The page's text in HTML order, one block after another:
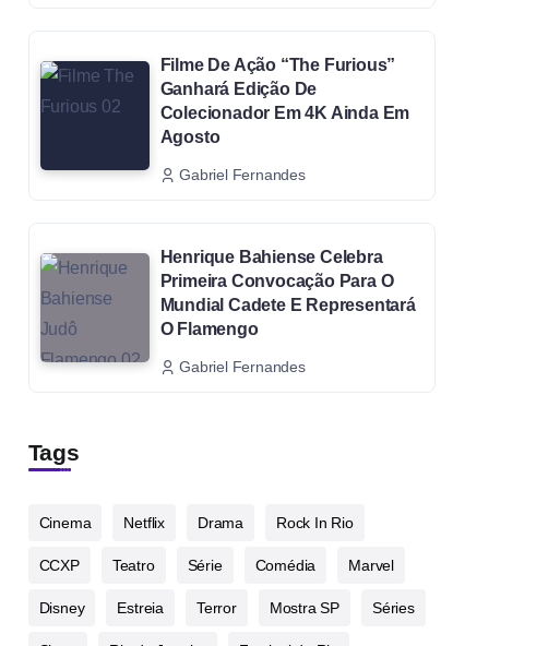
Filme De Ação “The Furious”
Ganhará Edição De
Colecionador Em 4K Ainda Em
Agosto
Gabriel Fernandes
Henrique Bahiense Celebra
Primeira Convocação Para O
Mundial Cadete E Representará
O Flamengo
Gabriel Fernandes
Tags
Cinema Netflix Drama Rock In Rio
CCXP Teatro Série Comédia Marvel
Disney Estreia Terror Mostra SP Séries